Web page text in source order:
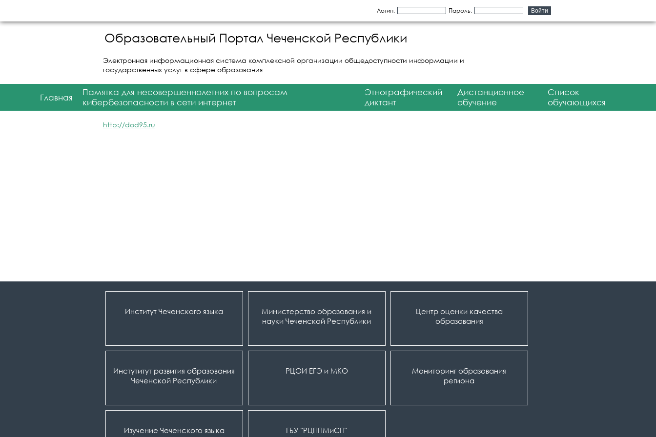
Логин: Пароль:
Образовательный Портал Чеченской Республики
Электронная информационная система комплексной организации общедоступности информации и
государственных услуг в сфере образования
Главная
Памятка для несовершеннолетних по вопросам
кибербезопасности в сети интернет
Этнографический
диктант
Дистанционное
обучение
Список
обучающихся
http://dod95.ru
Институт Чеченского языка
Министерство образования и
науки Чеченской Республики
Центр оценки качества
образования
Инстутитут развития образования
Чеченской Республики
РЦОИ ЕГЭ и МКО
Мониторинг образования
региона
Изучение Чеченского языка ГБУ "РЦППМиСП"